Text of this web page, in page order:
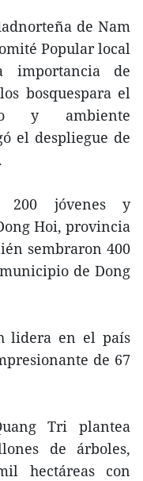
de Nam
Popular local
importancia de
bosquespara el
y ambiente
el despliegue de
200 jóvenes y
Hoi, provincia
sembraron 400
de Dong
lidera en el país
de 67
Tri plantea
de árboles,
hectáreas con